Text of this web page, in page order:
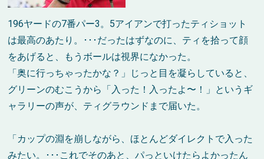
196ヤードの7番パー3。5アイアンで打ったティショット
は最高のあたり。･･･だったはずなのに、ティを拾って顔
をあげると、もうボールは視界になかった。
「奥に行っちゃったかな？」じっと目を凝らしていると、
グリーンのむこうから「入った！入ったよ〜！」というギ
ャラリーの声が、ティグラウンドまで届いた。
「カップの淵を崩しながら、ほとんどダイレクトで入った
みたい。･･･これでそのあと、パっといけたらよかったん